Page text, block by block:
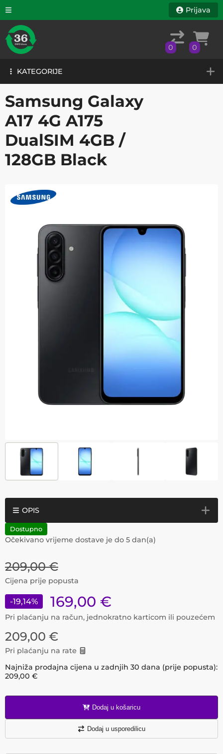
KATEGORIJE
Prijava
0 0
KATEGORIJE
Samsung Galaxy
A17 4G A175
DualSIM 4GB /
128GB Black
OPIS
Dostupno
Očekivano vrijeme dostave je do 5 dan(a)
209,00 €
Cijena prije popusta
-19,14% 169,00 €
Pri plaćanju na račun, jednokratno karticom ili pouzećem
209,00 €
Pri plaćanju na rate
Najniža prodajna cijena u zadnjih 30 dana (prije popusta):
209,00 €
Dodaj u košaricu
Dodaj u usporedilicu